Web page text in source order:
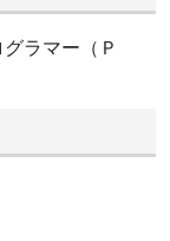
ラマー（Ｐ